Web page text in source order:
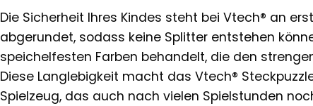
Die Sicherheit Ihres Kindes steht bei Vtech® an
abgerundet, sodass keine Splitter entstehen
speichelfesten Farben behandelt, die den
Diese Langlebigkeit macht das Vtech®
Spielzeug, das auch nach vielen Spielstunden